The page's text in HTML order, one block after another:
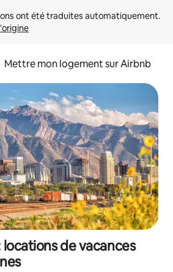
Mettre mon logement sur Airbnb
locations de vacances